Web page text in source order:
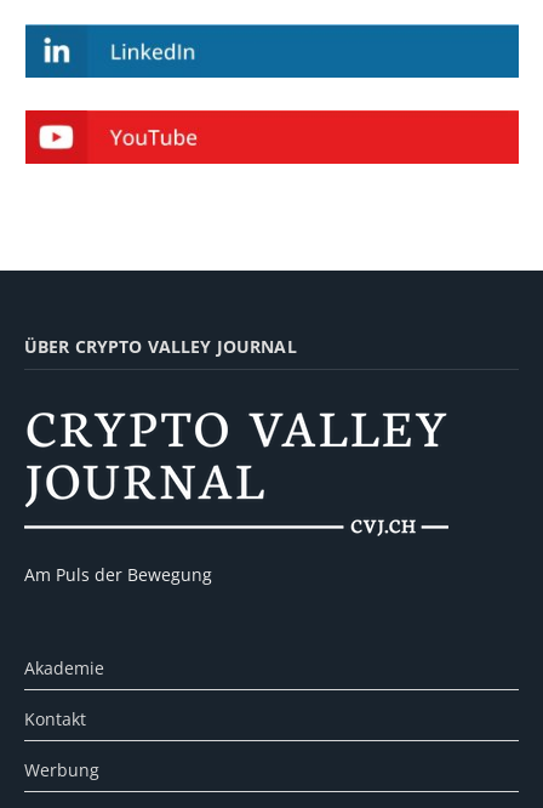
ÜBER CRYPTO VALLEY JOURNAL
Am Puls der Bewegung
Akademie
Kontakt
Werbung